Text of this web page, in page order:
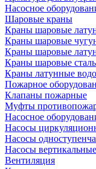
Насосное
Шаровые краны
Краны шаровые
Краны шаровые
Краны шаровые
Краны шаровые
Краны латунные
Пожарное
Клапаны пожарные
Муфты
Насосное
Насосы
Насосы
Насосы
Вентиляция